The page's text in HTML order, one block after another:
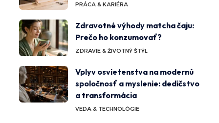
PRÁCA & KARIÉRA
Zdravotné výhody matcha čaju:
Prečo ho konzumovať?
ZDRAVIE & ŽIVOTNÝ ŠTÝL
Vplyv osvietenstva na modernú
spoločnosť a myslenie: dedičstvo
a transformácia
VEDA & TECHNOLÓGIE